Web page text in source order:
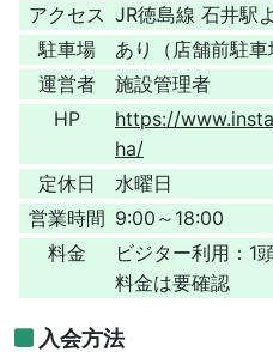
アクセス JR徳島線 石井駅
駐車場
あり（店舗前駐車
運営者
施設管理者
HP
https://
ha/
定休日
水曜日
営業時間 9:00～18:00
料金
ビジター利用：1
料金は要確認
入会方法